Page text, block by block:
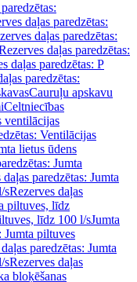
daļas paredzētas:
daļas paredzētas:
daļas paredzētas:
daļas paredzētas: P
paredzētas:
Cauruļu apskavu
Celtniecības
ventilācijas
Ventilācijas
lietus ūdens
Jumta
paredzētas: Jumta
sRezerves daļas
piltuves, līdz
līdz 100 l/sJumta
Jumta piltuves
paredzētas: Jumta
sRezerves daļas
bloķēšanas